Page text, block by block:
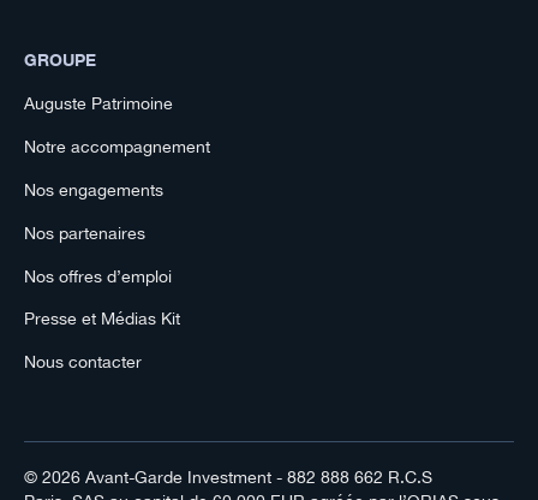
GROUPE
Auguste Patrimoine
Notre accompagnement
Nos engagements
Nos partenaires
Nos offres d’emploi
Presse et Médias Kit
Nous contacter
© 2026 Avant-Garde Investment- 882 888 662 R.C.S